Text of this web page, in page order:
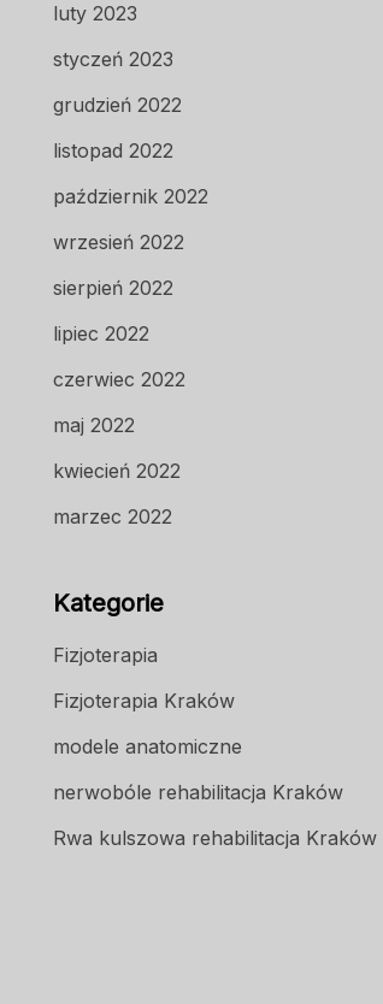
luty 2023
styczeń 2023
grudzień 2022
listopad 2022
październik 2022
wrzesień 2022
sierpień 2022
lipiec 2022
czerwiec 2022
maj 2022
kwiecień 2022
marzec 2022
Kategorie
Fizjoterapia
Fizjoterapia Kraków
modele anatomiczne
nerwobóle rehabilitacja Kraków
Rwa kulszowa rehabilitacja Kraków